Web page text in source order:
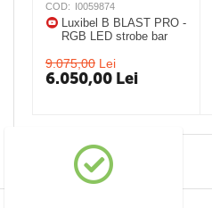
COD: I0059874
Luxibel B BLAST PRO -
RGB LED strobe bar
9.075,00 Lei
6.050,00 Lei